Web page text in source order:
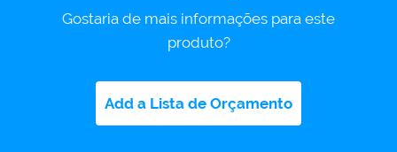
Gostaria de mais informações para este
produto?
Add a Lista de Orçamento